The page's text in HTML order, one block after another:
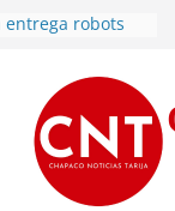
entrega robots
en Tarija
golpean Tarija;
en desastre
de energía
Mundial a vecinos